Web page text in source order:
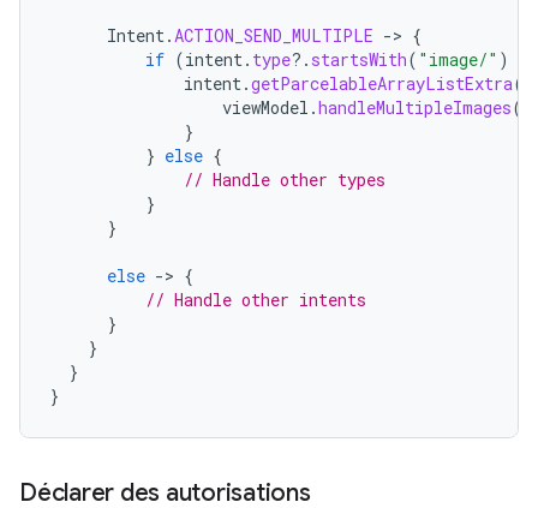
Intent.ACTION_SEND_MULTIPLE -> {
if (intent. type?. startsWith( "image/" )
intent.getParcelableArrayListExtra(
viewModel .handleMultipleImages(
}
} else {
// Handle other types
}
}
else -> {
// Handle other intents
}
}
}
}
Déclarer des autorisations